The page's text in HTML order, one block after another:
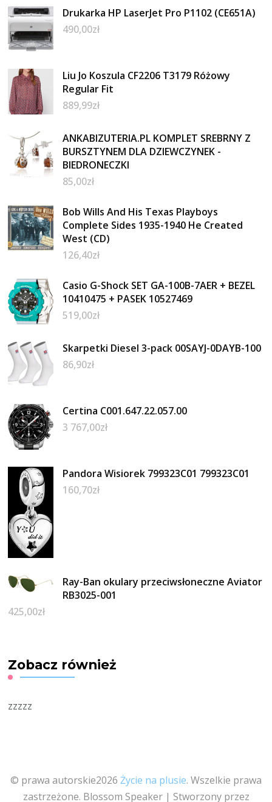
Drukarka HP LaserJet Pro P1102 (CE651A)
490,00zł
Liu Jo Koszula CF2206 T3179 Różowy
Regular Fit
889,99zł
ANKABIZUTERIA.PL KOMPLET SREBRNY Z
BURSZTYNEM DLA DZIEWCZYNEK -
BIEDRONECZKI
85,00zł
Bob Wills And His Texas Playboys
Complete Sides 1935-1940 He Created
West (CD)
126,40zł
Casio G-Shock SET GA-100B-7AER + BEZEL
10410475 + PASEK 10527469
519,00zł
Skarpetki Diesel 3-pack 00SAYJ-0DAYB-100
86,90zł
Certina C001.647.22.057.00
3 767,00zł
Pandora Wisiorek 799323C01 799323C01
160,70zł
Ray-Ban okulary przeciwsłoneczne Aviator
RB3025-001
425,00zł
Zobacz również
zzzzz
© prawa autorskie2026 Życie na plusie. Wszelkie prawa
zastrzeżone. Blossom Speaker | Stworzony przez